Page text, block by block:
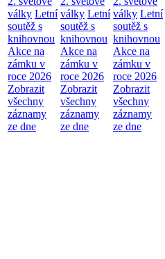
války Letní
soutěž s
knihovnou
Akce na
zámku v
roce 2026
Zobrazit
všechny
záznamy
ze dne
války Letní
soutěž s
knihovnou
Akce na
zámku v
roce 2026
Zobrazit
všechny
záznamy
ze dne
války Letní
soutěž s
knihovnou
Akce na
zámku v
roce 2026
Zobrazit
všechny
záznamy
ze dne